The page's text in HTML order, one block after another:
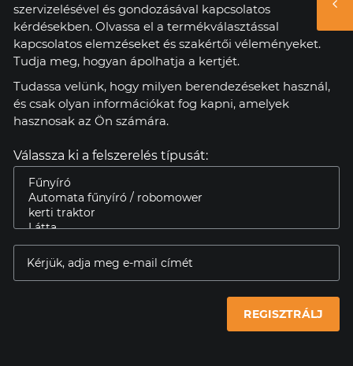
szervizelésével és gondozásával kapcsolatos
kérdésekben. Olvassa el a termékválasztással
kapcsolatos elemzéseket és szakértői véleményeket.
Tudja meg, hogyan ápolhatja a kertjét.
Tudassa velünk, hogy milyen berendezéseket használ,
és csak olyan információkat fog kapni, amelyek
hasznosak az Ön számára.
Válassza ki a felszerelés típusát:
REGISZTRÁLJ